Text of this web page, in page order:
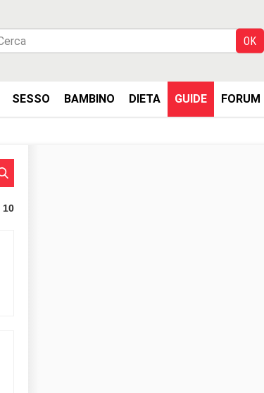
SESSO BAMBINO DIETA GUIDE FORUM
10